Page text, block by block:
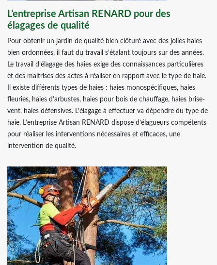
L’entreprise Artisan RENARD pour des
élagages de qualité
Pour obtenir un jardin de qualité bien clôturé avec des jolies haies
bien ordonnées, il faut du travail s’étalant toujours sur des années.
Le travail d’élagage des haies exige des connaissances particulières
et des maitrises des actes à réaliser en rapport avec le type de haie.
Il existe différents types de haies : haies monospécifiques, haies
fleuries, haies d’arbustes, haies pour bois de chauffage, haies brise-
vent, haies défensives. L’élagage à effectuer va dépendre du type de
haie. L’entreprise Artisan RENARD dispose d’élagueurs compétents
pour réaliser les interventions nécessaires et efficaces, une
intervention de qualité.